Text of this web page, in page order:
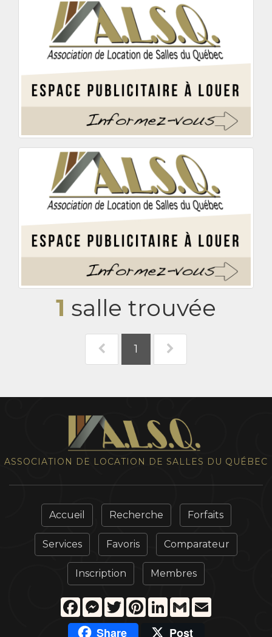
1 salle trouvée
1
ASSOCIATION DE LOCATION DE SALLES DU QUÉBEC
Accueil Recherche Forfaits
Services Favoris Comparateur
Inscription Membres
FacebookMessenger
TwitterPinterestLinkedIn
Gmail
Share Post